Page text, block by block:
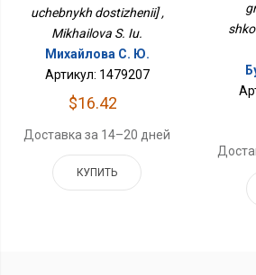
uchebnykh dostizhenii] ,
Mikhailova S. Iu.
Михайлова С. Ю.
Артикул: 1479207
$16.42
Доставка за 14–20 дней
КУПИТЬ